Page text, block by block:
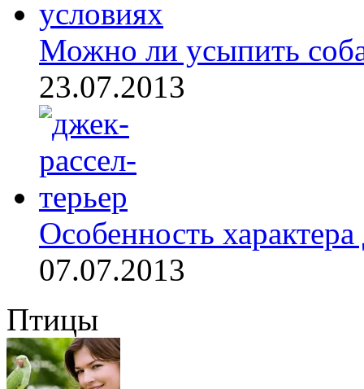
Можно ли усыпить
23.07.2013
Особенность
07.07.2013
Птицы